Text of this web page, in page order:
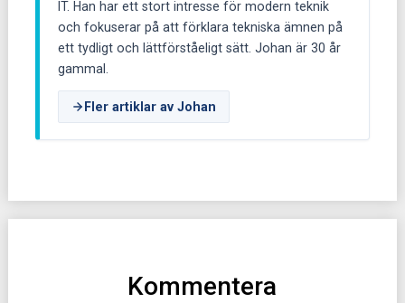
IT. Han har ett stort intresse för modern teknik
och fokuserar på att förklara tekniska ämnen på
ett tydligt och lättförståeligt sätt. Johan är 30 år
gammal.
Fler artiklar av Johan
Kommentera